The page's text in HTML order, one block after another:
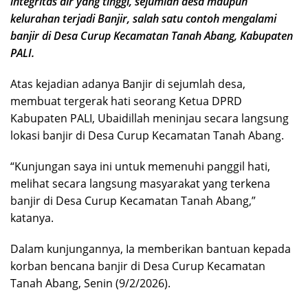
kelurahan terjadi Banjir, salah satu contoh mengalami
banjir di Desa Curup Kecamatan Tanah Abang, Kabupaten
PALI.
Atas kejadian adanya Banjir di sejumlah desa,
membuat tergerak hati seorang Ketua DPRD
Kabupaten PALI, Ubaidillah meninjau secara langsung
lokasi banjir di Desa Curup Kecamatan Tanah Abang.
“Kunjungan saya ini untuk memenuhi panggil hati,
melihat secara langsung masyarakat yang terkena
banjir di Desa Curup Kecamatan Tanah Abang,”
katanya.
Dalam kunjungannya, Ia memberikan bantuan kepada
korban bencana banjir di Desa Curup Kecamatan
Tanah Abang, Senin (9/2/2026).